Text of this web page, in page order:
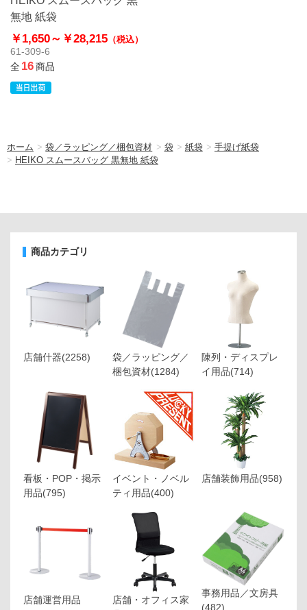
無地 紙袋
￥1,650～ ￥28,215 （税込）
61-309-6
全16商品
ホーム >袋／ラッピング／梱包資材 > 袋 > 紙袋 > 手提げ紙袋
> HEIKO スムースバッグ 黒無地 紙袋
商品カテゴリ
店舗什器(2258)
袋／ラッピング／
梱包資材(1284)
陳列・ディスプレ
イ用品(714)
看板・POP・掲示
用品(795)
イベント・ノベル
ティ用品(400)
店舗装飾用品(958)
店舗運営用品
店舗・オフィス家
事務用品／文房具
(482)